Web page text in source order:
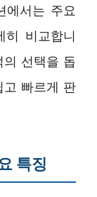
에서는 주요
비교합니
의 선택을 돕
고 빠르게 판
특징